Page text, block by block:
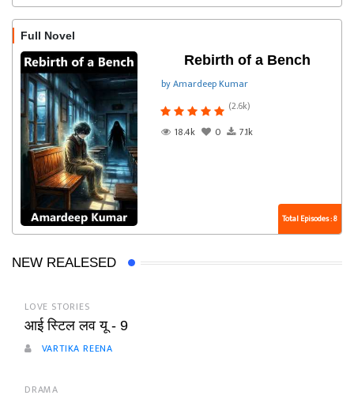
Full Novel
Rebirth of a Bench
by Amardeep Kumar
(2.6k)
18.4k
0 7.1k
Total Episodes : 8
NEW REALESED
LOVE STORIES
आई स्टिल लव यू - 9
VARTIKA REENA
DRAMA